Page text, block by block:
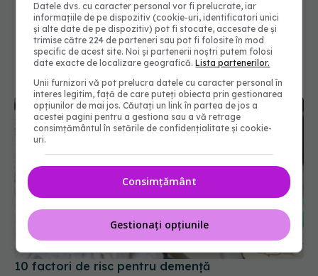
10 factori de risc pentru demență
Datele dvs. cu caracter personal vor fi prelucrate, iar
informațiile de pe dispozitiv (cookie-uri, identificatori unici
și alte date de pe dispozitiv) pot fi stocate, accesate de și
trimise către 224 de parteneri sau pot fi folosite în mod
specific de acest site. Noi și partenerii noștri putem folosi
date exacte de localizare geografică.Lista partenerilor.
Unii furnizori vă pot prelucra datele cu caracter personal în
interes legitim, față de care puteți obiecta prin gestionarea
opțiunilor de mai jos. Căutați un link în partea de jos a
acestei pagini pentru a gestiona sau a vă retrage
consimțământul în setările de confidențialitate și cookie-
uri.
Consimțământ
Gestionați opțiunile